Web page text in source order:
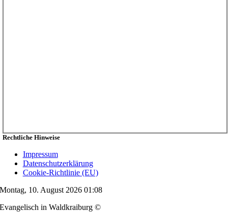
Rechtliche Hinweise
Impressum
Datenschutzerklärung
Cookie-Richtlinie (EU)
Montag, 10. August 2026 01:08
Evangelisch in Waldkraiburg ©